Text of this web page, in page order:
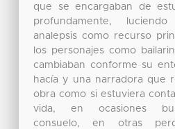
que se encargaban de
profundamente,
analepsis como recurso
los personajes como
cambiaban conforme su
hacía y una narradora que
obra como si estuviera
vida, en ocasiones
consuelo, en otras